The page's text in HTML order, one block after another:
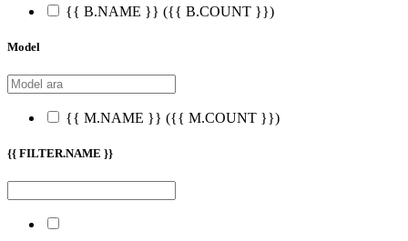
{{ B.NAME }} ({{ B.COUNT }})
Model
{{ M.NAME }} ({{ M.COUNT }})
{{ FILTER.NAME }}